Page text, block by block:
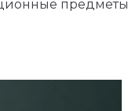
предметы